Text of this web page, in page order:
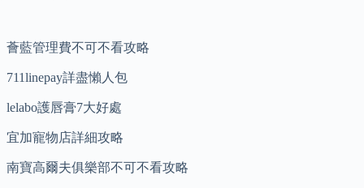
薈藍管理費不可不看攻略
711linepay詳盡懶人包
lelabo護唇膏7大好處
宜加寵物店詳細攻略
南寶高爾夫俱樂部不可不看攻略